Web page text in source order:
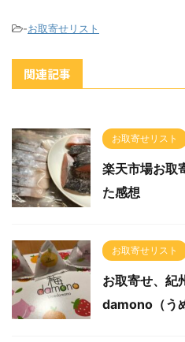
-お取寄せリスト
関連記事
お取寄せリスト
楽天市場お取
た感想
お取寄せリスト
お取寄せ、紀
damono（う